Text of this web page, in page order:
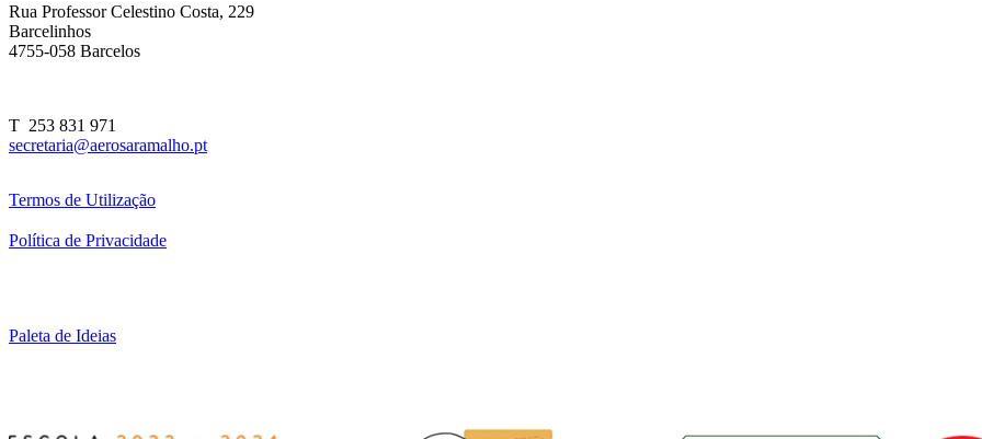
Rua Professor Celestino Costa, 229
Barcelinhos
4755-058 Barcelos
T 253 831 971
secretaria@aerosaramalho.pt
Termos de Utilização
Política de Privacidade
Paleta de Ideias